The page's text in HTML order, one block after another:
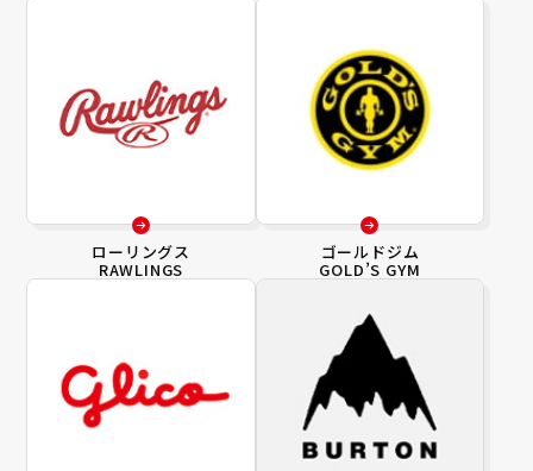
ローリングス
RAWLINGS
ゴールドジム
GOLD’S GYM